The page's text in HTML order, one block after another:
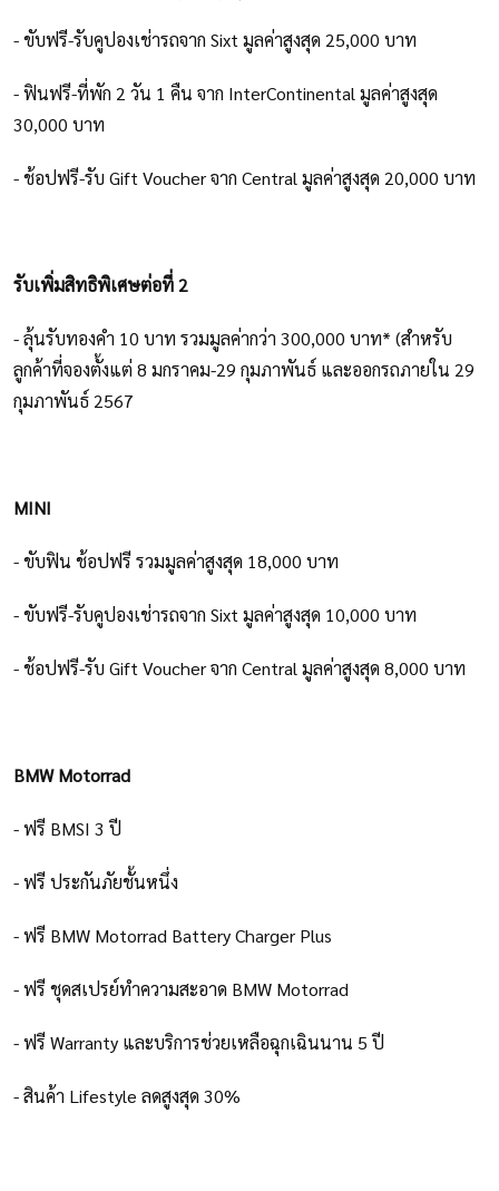
- ขับฟรี-รับคูปองเช่ารถจาก Sixt มูลค่าสูงสุด 25,000 บาท
- ฟินฟรี-ที่พัก 2 วัน 1 คืน จาก InterContinental มูลค่าสูงสุด
30,000 บาท
- ช้อปฟรี-รับ Gift Voucher จาก Central มูลค่าสูงสุด 20,000 บาท
รับเพิ่มสิทธิพิเศษต่อที่ 2
- ลุ้นรับทองคำ 10 บาท รวมมูลค่ากว่า 300,000 บาท* (สำหรับ
ลูกค้าที่จองตั้งแต่ 8 มกราคม-29 กุมภาพันธ์ และออกรถภายใน 29
กุมภาพันธ์ 2567
MINI
- ขับฟิน ช้อปฟรี รวมมูลค่าสูงสุด 18,000 บาท
- ขับฟรี-รับคูปองเช่ารถจาก Sixt มูลค่าสูงสุด 10,000 บาท
- ช้อปฟรี-รับ Gift Voucher จาก Central มูลค่าสูงสุด 8,000 บาท
BMW Motorrad
- ฟรี BMSI 3 ปี
- ฟรี ประกันภัยชั้นหนึ่ง
- ฟรี BMW Motorrad Battery Charger Plus
- ฟรี ชุดสเปรย์ทำความสะอาด BMW Motorrad
- ฟรี Warranty และบริการช่วยเหลือฉุกเฉินนาน 5 ปี
- สินค้า Lifestyle ลดสูงสุด 30%